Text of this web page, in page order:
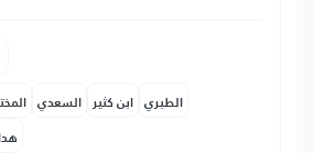
السعدي ابن كثير الطبري